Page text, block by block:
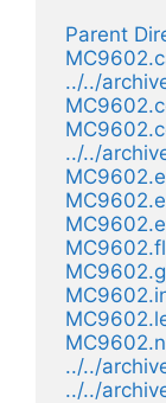
Parent
../../
../../
../../
../../